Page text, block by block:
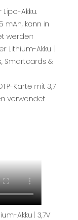
Akku.
mAh, kann in
werden
Karte mit 3,7
verwendet